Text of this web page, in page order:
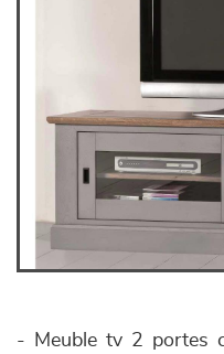
- Meuble tv 2 portes